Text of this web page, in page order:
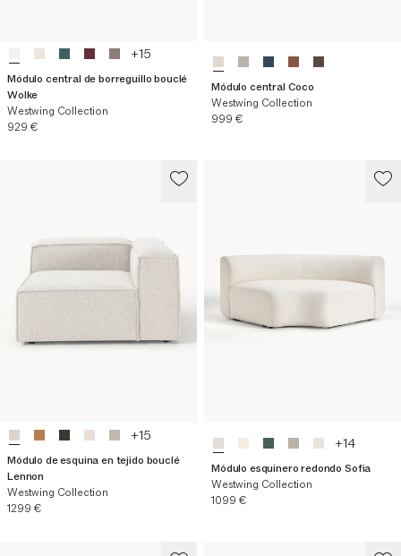
+15
Módulo central de borreguillo bouclé
Wolke
Westwing Collection
Precio actual
929 €
Módulo central Coco
Westwing Collection
Precio actual
999 €
+15
Módulo de esquina en tejido bouclé
Lennon
Westwing Collection
Precio actual
1299 €
+14
Módulo esquinero redondo Sofia
Westwing Collection
Precio actual
1099 €